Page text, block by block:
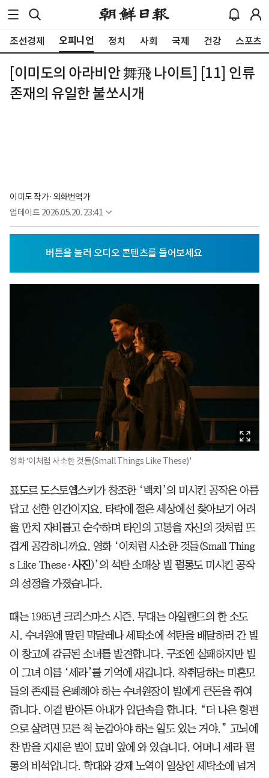
조선경제 오피니언 정치 사회 국제 건강 스포츠
[이미도의 아라비안 舞飛 나이트] [11] 인류
존재의 유일한 불쏘시개
이미도 작가·외화번역가
업데이트 2026.05.20. 23:41
영화 ‘이처럼 사소한 것들(Small Things Like These)'
표도르 도스토옙스키가 창조한 ‘백치’의 미시킨 공작은 아름
답고 선한 인간이지요. 타락에 절은 세상에선 찾아보기 어려
울 만치 자비롭고 순수하며 타인의 고통을 자신의 것처럼 뜨
겁게 공감하니까요. 영화 ‘이처럼 사소한 것들(Small Thing
s Like These·사진)’의 석탄 소매상 빌 펄롱도 미시킨 공작
의 성정을 가졌습니다.
때는 1985년 크리스마스 시즌. 무대는 아일랜드의 한 소도
시. 수녀원에 딸린 막달레나 세탁소에 석탄을 배달하러 간 빌
이 창고에 감금된 소녀를 발견합니다. 구조엔 실패하지만 빌
이 그녀 이름 ‘세라’를 기억에 새깁니다. 착취당하는 미혼모
들의 존재를 은폐해야 하는 수녀원장이 빌에게 큰돈을 쥐여
줍니다. 이걸 받아든 아내가 입단속을 합니다. “더 나은 형편
으로 살려면 모른 척 눈감아야 하는 일도 있는 거야.” 고뇌에
찬 밤을 지새운 빌이 묘비 앞에 와 있습니다. 어머니 세라 펄
롱의 비석입니다. 학대와 강제 노역이 일상인 세탁소에 넘겨